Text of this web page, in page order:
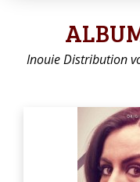
Inouie Distribution